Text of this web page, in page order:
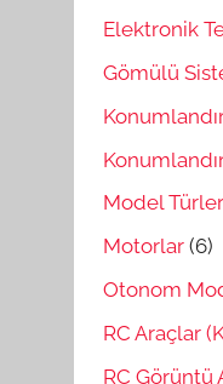
Elektronik
Gömülü
Model
Motorlar (6)
Otonom
RC Araçlar
RC Görüntü